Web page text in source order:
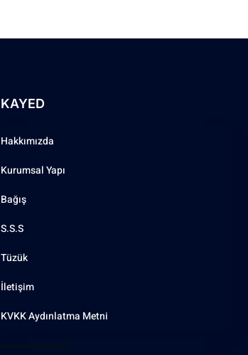
KAYED
Hakkımızda
Kurumsal Yapı
Bağış
S.S.S
Tüzük
İletişim
KVKK Aydınlatma Metni